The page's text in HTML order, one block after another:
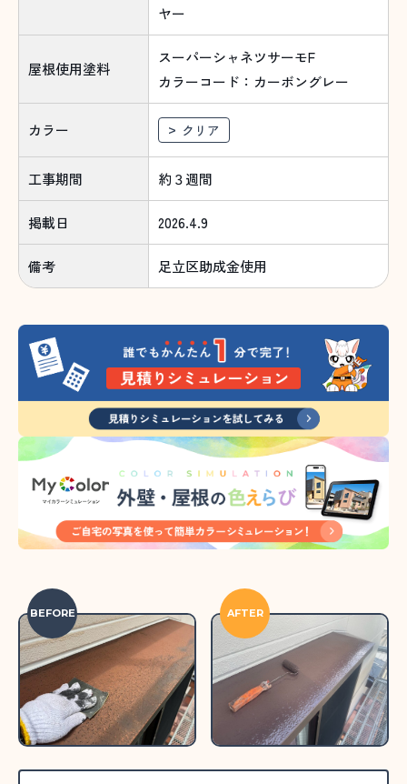
ヤー
屋根使用塗料
スーパーシャネツサーモF
カラーコード：カーボングレー
カラー クリア
工事期間 約３週間
掲載日 2026.4.9
備考 足立区助成金使用
BEFORE AFTER